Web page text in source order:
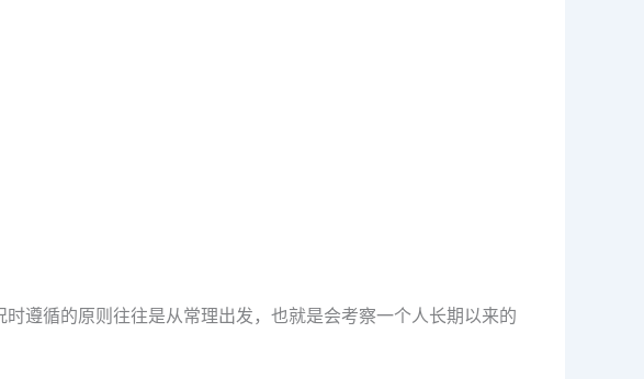
遵循的原则往往是从常理出发，也就是会考察一个人长期以来的